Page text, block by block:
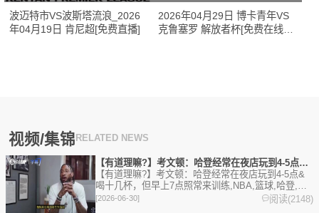
波迈特市VS波斯塔流浪_2026
年04月19日 肯尼超[免费直播]
2026年04月29日 博卡青年VS
克鲁塞罗 解放者杯[免费在线高
视频/集锦 RELATED NEWS
【有道理嘛?】考文顿：哈登经常在夜店玩到4-5点&喝十几杯，
【有道理嘛?】考文顿：哈登经常在夜店玩到4-5点&
喝十几杯，但早上7点照常来训练,NBA,篮球,哈登,骑
士,Z原创,精彩体育剪辑视频在线播放。本站提供最全
的篮球视频足球视频,集锦,录像。
[2026-06-30] 阅读(2148)